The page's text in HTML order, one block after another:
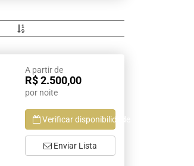
A partir de
R$ 2.500,00
por noite
Verificar disponibilidade
Enviar Lista